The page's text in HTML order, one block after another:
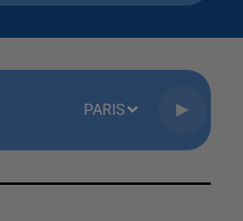
PARIS